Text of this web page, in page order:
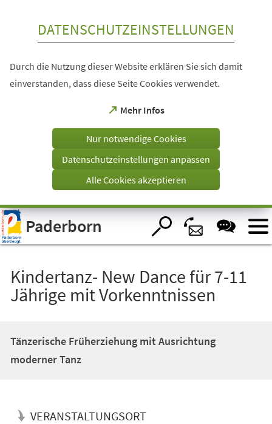
Visuelle
Assistenzsoftware
öffnen.
DATENSCHUTZEINSTELLUNGEN
Durch die Nutzung dieser Website erklären Sie sich damit
einverstanden, dass diese Seite Cookies verwendet.
Mehr Infos
(Öffnet
einem
Tab)
Nur notwendige Cookies
Datenschutzeinstellungen anpassen
Alle Cookies akzeptieren
Paderborn
Kindertanz- New Dance für 7-11
Jährige mit Vorkenntnissen
Tänzerische Früherziehung mit Ausrichtung
moderner Tanz
VERANSTALTUNGSORT